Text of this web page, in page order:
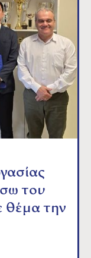
του
θέμα την